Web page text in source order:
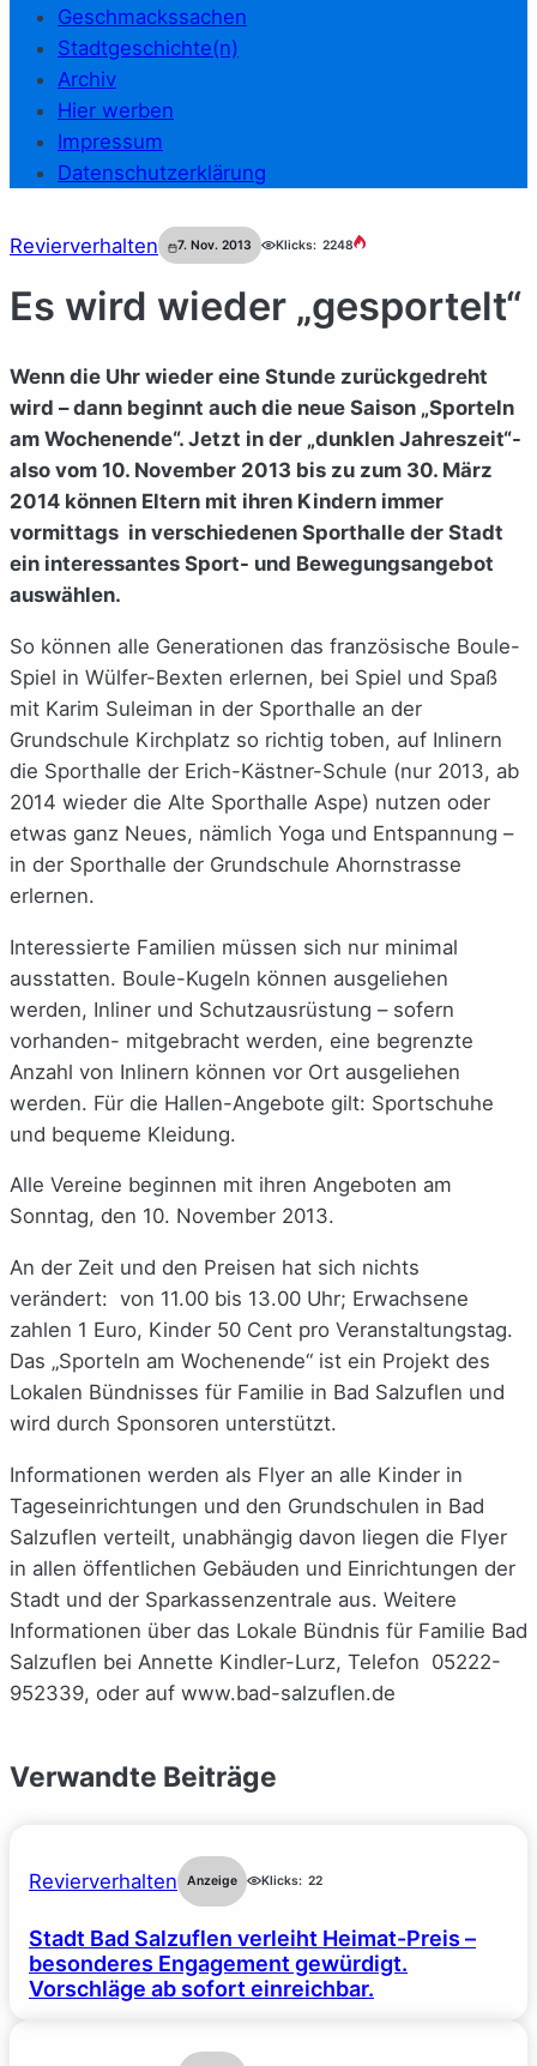
Geschmackssachen
Stadtgeschichte(n)
Archiv
Hier werben
Impressum
Datenschutzerklärung
Revierverhalten 7. Nov. 2013 Klicks: 2248
Es wird wieder „gesportelt“
Wenn die Uhr wieder eine Stunde zurückgedreht
wird – dann beginnt auch die neue Saison „Sporteln
am Wochenende“. Jetzt in der „dunklen Jahreszeit“-
also vom 10. November 2013 bis zu zum 30. März
2014 können Eltern mit ihren Kindern immer
vormittags in verschiedenen Sporthalle der Stadt
ein interessantes Sport- und Bewegungsangebot
auswählen.
So können alle Generationen das französische Boule-
Spiel in Wülfer-Bexten erlernen, bei Spiel und Spaß
mit Karim Suleiman in der Sporthalle an der
Grundschule Kirchplatz so richtig toben, auf Inlinern
die Sporthalle der Erich-Kästner-Schule (nur 2013, ab
2014 wieder die Alte Sporthalle Aspe) nutzen oder
etwas ganz Neues, nämlich Yoga und Entspannung –
in der Sporthalle der Grundschule Ahornstrasse
erlernen.
Interessierte Familien müssen sich nur minimal
ausstatten. Boule-Kugeln können ausgeliehen
werden, Inliner und Schutzausrüstung – sofern
vorhanden- mitgebracht werden, eine begrenzte
Anzahl von Inlinern können vor Ort ausgeliehen
werden. Für die Hallen-Angebote gilt: Sportschuhe
und bequeme Kleidung.
Alle Vereine beginnen mit ihren Angeboten am
Sonntag, den 10. November 2013.
An der Zeit und den Preisen hat sich nichts
verändert: von 11.00 bis 13.00 Uhr; Erwachsene
zahlen 1 Euro, Kinder 50 Cent pro Veranstaltungstag.
Das „Sporteln am Wochenende“ ist ein Projekt des
Lokalen Bündnisses für Familie in Bad Salzuflen und
wird durch Sponsoren unterstützt.
Informationen werden als Flyer an alle Kinder in
Tageseinrichtungen und den Grundschulen in Bad
Salzuflen verteilt, unabhängig davon liegen die Flyer
in allen öffentlichen Gebäuden und Einrichtungen der
Stadt und der Sparkassenzentrale aus. Weitere
Informationen über das Lokale Bündnis für Familie Bad
Salzuflen bei Annette Kindler-Lurz, Telefon 05222-
952339, oder auf www.bad-salzuflen.de
Verwandte Beiträge
Revierverhalten Anzeige Klicks: 22
Stadt Bad Salzuflen verleiht Heimat-Preis –
besonderes Engagement gewürdigt.
Vorschläge ab sofort einreichbar.